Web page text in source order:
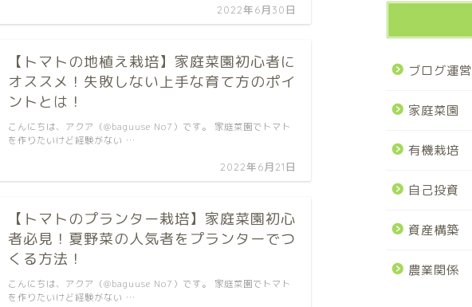
2022年6月30日
【トマトの地植え栽培】家庭菜園初心者に
オススメ！失敗しない上手な育て方のポイ
ントとは！
2022年6月21日
こんにちは、アクア（@baguuse No7）です。 家庭菜園でトマト
を作りたいけど経験がない …
【トマトのプランター栽培】家庭菜園初心
者必見！夏野菜の人気者をプランターでつ
くる方法！
こんにちは、アクア（@baguuse No7）です。 家庭菜園でトマト
を作りたいけど経験がない …
ブログ運営
家庭菜園
有機栽培
自己投資
資産構築
農業関係